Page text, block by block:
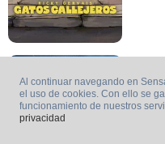
Acción
7 de
Al continuar navegando en
el uso de cookies. Con ello se
funcionamiento de nuestros
privacidad